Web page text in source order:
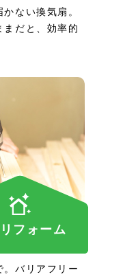
ない換気扇。
だと、効率的
フォーム
バリアフリー